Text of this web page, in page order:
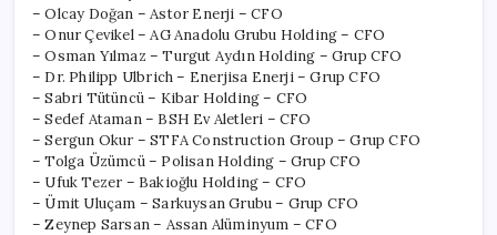
– Olcay Doğan – Astor Enerji – CFO
– Onur Çevikel – AG Anadolu Grubu Holding – CFO
– Osman Yılmaz – Turgut Aydın Holding – Grup CFO
– Dr. Philipp Ulbrich – Enerjisa Enerji – Grup CFO
– Sabri Tütüncü – Kibar Holding – CFO
– Sedef Ataman – BSH Ev Aletleri – CFO
– Sergun Okur – STFA Construction Group – Grup CFO
– Tolga Üzümcü – Polisan Holding – Grup CFO
– Ufuk Tezer – Bakioğlu Holding – CFO
– Ümit Uluçam – Sarkuysan Grubu – Grup CFO
– Zeynep Sarsan – Assan Alüminyum – CFO